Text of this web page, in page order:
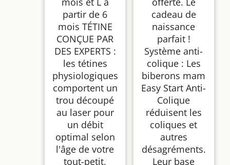
partir de 6
mois TÉTINE
CONÇUE PAR
DES EXPERTS :
les tétines
physiologiques
comportent un
trou découpé
au laser pour
un débit
optimal selon
l'âge de votre
tout-petit,
cadeau de
naissance
parfait !
Système anti-
colique : Les
biberons mam
Easy Start Anti-
Colique
réduisent les
coliques et
autres
désagréments.
Leur base